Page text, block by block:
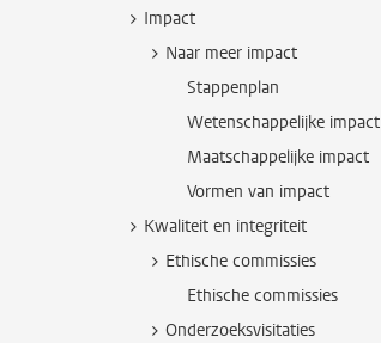
Impact
Naar meer impact
Stappenplan
Wetenschappelijke impact
Maatschappelijke impact
Vormen van impact
Kwaliteit en integriteit
Ethische commissies
Ethische commissies
Onderzoeksvisitaties